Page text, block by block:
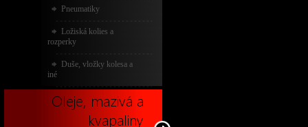
Pneumatiky
Ložiská kolies a
rozperky
Duše, vložky kolesa a
iné
Oleje, mazivá a
kvapaliny